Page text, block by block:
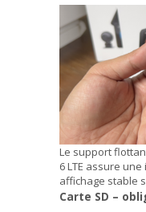
Le support
6 LTE assure
affichage stable
Carte SD –